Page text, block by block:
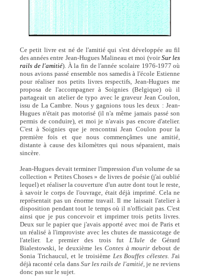
Ce petit livre est né de l'amitié qui s'est développée au fil
des années entre Jean-Hugues Malineau et moi (voirSur les
rails de l'amitié). À la fin de l'année scolaire 1976-1977 où
nous avions passé ensemble nos samedis à l'école Estienne
pour réaliser nos petits livres respectifs, Jean-Hugues me
proposa de l'accompagner à Soignies (Belgique) où il
partageait un atelier de typo avec le graveur Jean Coulon,
issu de La Cambre. Nous y gagnions tous les deux : Jean-
Hugues n'était pas motorisé (il n'a même jamais passé son
permis de conduire), et moi je n'avais pas encore d'atelier.
C'est à Soignies que je rencontrai Jean Coulon pour la
première fois et que nous commençâmes une amitié,
distante à cause des kilomètres qui nous séparaient, mais
sincère.
Jean-Hugues devait terminer l'impression d'un volume de sa
collection « Petites Choses » de livres de poésie (j'ai oublié
lequel) et réaliser la couverture d'un autre dont tout le reste,
à savoir le corps de l'ouvrage, était déjà imprimé. Cela ne
représentait pas un énorme travail. Il me laissait l'atelier à
disposition pendant tout le temps où il n'officiait pas. C'est
ainsi que je pus concevoir et imprimer trois petits livres.
Deux sur le papier que j'avais apporté avec moi de Paris et
un réalisé à l'improviste avec les chutes de massicotage de
l'atelier. Le premier des trois fut L'Iulede Gérard
Bialestowski, le deuxième les Contes à mourir debout de
Sonia Trichaucul, et le troisième Les Bouffes célestes . J'ai
déjà raconté cela dans Sur les rails de l'amitié, je ne reviens
donc pas sur le sujet.